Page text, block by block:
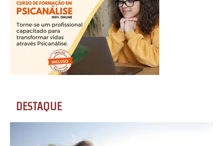
DESTAQUE